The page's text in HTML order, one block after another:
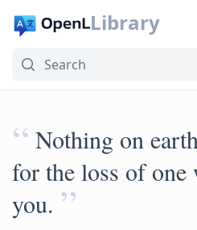
Library
“ Nothing on
for the loss of one
you. ”